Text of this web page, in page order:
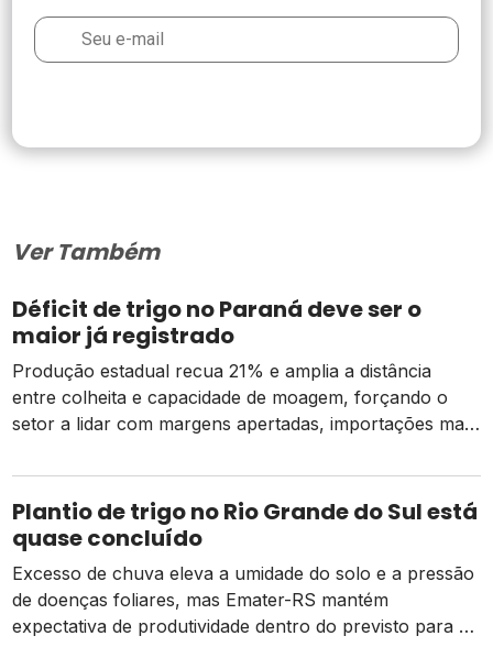
Ver Também
Déficit de trigo no Paraná deve ser o
maior já registrado
Produção estadual recua 21% e amplia a distância
entre colheita e capacidade de moagem, forçando o
setor a lidar com margens apertadas, importações mais
Plantio de trigo no Rio Grande do Sul está
quase concluído
Excesso de chuva eleva a umidade do solo e a pressão
de doenças foliares, mas Emater-RS mantém
expectativa de produtividade dentro do previsto para a